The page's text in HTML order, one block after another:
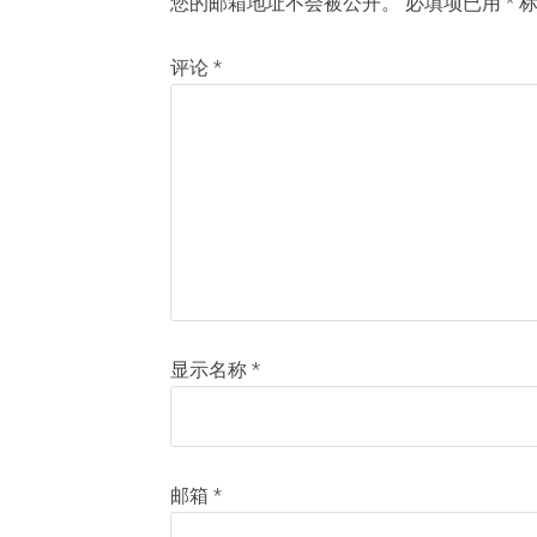
评论 *
显示名称 *
邮箱 *